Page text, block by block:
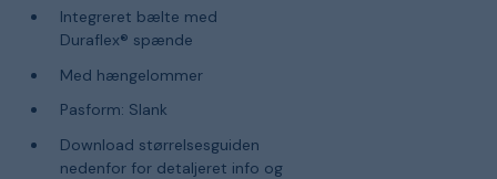
Integreret bælte med
Duraflex® spænde
Med hængelommer
Pasform: Slank
Download størrelsesguiden
nedenfor for detaljeret info og